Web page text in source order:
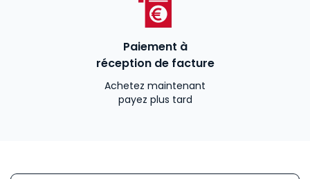
Paiement à
réception de facture
Achetez maintenant
payez plus tard